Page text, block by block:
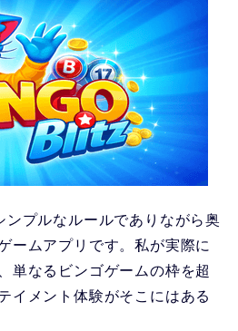
ンプルなルールでありながら奥
ームアプリです。私が実際に
単なるビンゴゲームの枠を超
イメント体験がそこにはある